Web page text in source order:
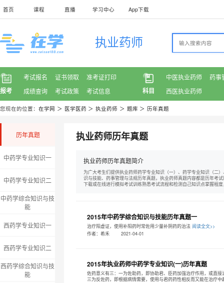
首页 课程 直播 学习中心 App下载
执业药师
报考
考试报名
成绩查询
证书领取
考试政策
准考证打印
考试信息
科目
中医执业药师
西医执业药师
药事
您现在的位置： 在学网 ＞ 医学医药 ＞ 执业药师 ＞ 题库 ＞ 历年真题
历年真题
中药学专业知识一
中药学专业知识二
中药学综合知识与技
能
西药学专业知识一
西药学专业知识二
西药学综合知识与技
能
执业药师历年真题
执业药师历年真题简介
为广大考生们提供执业药师药学专业知识（一）、药学专业知识（二
识与技能、药事管理与法规历年真题，执业药师真题内容都是历年考
下载或在线进行模拟考试训练熟悉考试流程和检测自己知识点掌握程
2015年中药学综合知识与技能历年真题一
治疗阳虚证，使用补阳药时常佐用少量补阴药的治法 阅读全文>>
作者：希禾
2021-04-01
2015年执业药师中药学专业知识(一)历年真题
佐药意义有三：一为佐助药，即协助君、臣药加强治疗作用，或直
三为反佐药，即根据病情需要，使用与君药药性相反而又能在治疗中